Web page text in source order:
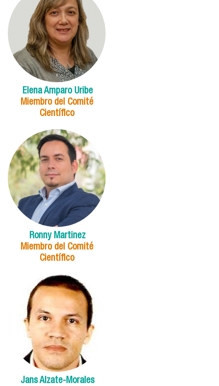
Elena Amparo Uribe
Miembro del Comité
Científico
Ronny Martinez
Miembro del Comité
Científico
Jans Alzate-Morales